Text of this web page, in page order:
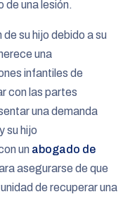
de una lesión.
su hijo debido a su
una
infantiles de
con las partes
una demanda
su hijo
un abogado de
asegurarse de que
de recuperar una